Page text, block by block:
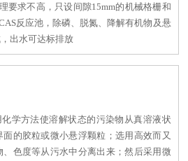
要求不高，只设间隙15mm的机械格栅和
反应池，除磷、脱氮、降解有机物及悬
出水可达标排放
学方法使溶解状态的污染物从真溶液状
的胶粒或微小悬浮颗粒；选用高效而又
色度等从污水中分离出来；然后采用微